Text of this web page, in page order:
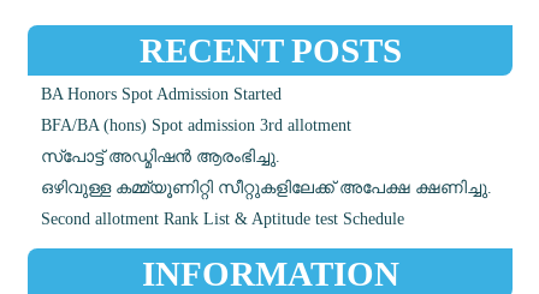
RECENT POSTS
BA Honors Spot Admission Started
BFA/BA (hons) Spot admission 3rd allotment
സ്പോട്ട് അഡ്മിഷൻ ആരംഭിച്ചു.
ഒഴിവുള്ള കമ്മ്യൂണിറ്റി സീറ്റുകളിലേക്ക് അപേക്ഷ ക്ഷണിച്ചു.
Second allotment Rank List & Aptitude test Schedule
INFORMATION